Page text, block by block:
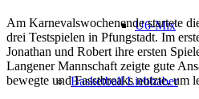
U6-Mix
Basketball Liebhaber
Am Karnevalswochenende startete
drei Testspielen in Pfungstadt. Im
Jonathan und Robert ihre ersten
Langener Mannschaft zeigte gute
bewegte und Fasstbreaks nutzte, um